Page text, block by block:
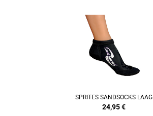
SPRITES SANDSOCKS LAAG
24,95€